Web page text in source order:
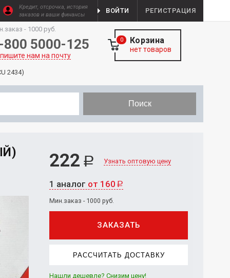
Кредит, отсрочка, история
заказов и ваши финансы
ВОЙТИ РЕГИСТРАЦИЯ
- 1000 руб.
800 5000-125
нам на почту
Корзина
0
нет товаров
2434)
Поиск
222 Р Узнать оптовую цену
1 аналог от 160 Р
Мин.заказ - 1000 руб.
ЗАКАЗАТЬ
РАССЧИТАТЬ ДОСТАВКУ
Нашли дешевле? Снизим цену!